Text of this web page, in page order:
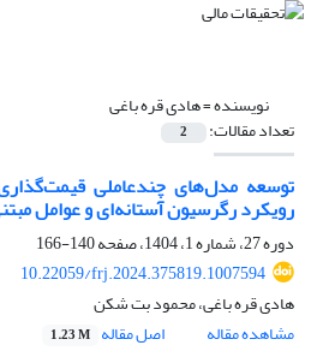
نویسنده =هادی قره باغی
تعداد مقالات: 2
توسعه مدل‌های چندعاملی قیمت‌گذاری
رویکرد رگرسیون آستانه‌ای و عوامل
دوره 27، شماره 1، 1404، صفحه
140-166
10.22059/frj.2024.375819.1007594
هادی قره باغی، محمود بت شکن
مشاهده مقاله
اصل مقاله 1.23 M